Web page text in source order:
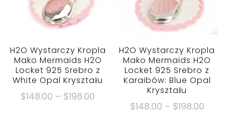
wybrać
na
produktu
na
stronie
produktu
H2O Wystarczy Kropla
Mako Mermaids H2O
Locket 925 Srebro z
White Opal Kryształu
$148.00 – $198.00
H2O Wystarczy Kropla
Mako Mermaids H2O
Locket 925 Srebro z
Karaibów: Blue Opal
Kryształu
$148.00 – $198.00